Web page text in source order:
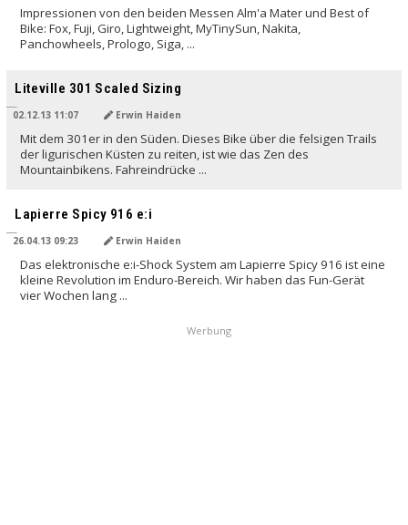
Impressionen von den beiden Messen Alm'a Mater und Best of
Bike: Fox, Fuji, Giro, Lightweight, MyTinySun, Nakita,
Panchowheels, Prologo, Siga, ...
Liteville 301 Scaled Sizing
02.12.13 11:07 Erwin Haiden
Mit dem 301er in den Süden. Dieses Bike über die felsigen Trails
der ligurischen Küsten zu reiten, ist wie das Zen des
Mountainbikens. Fahreindrücke ...
Lapierre Spicy 916 e:i
26.04.13 09:23 Erwin Haiden
Das elektronische e:i-Shock System am Lapierre Spicy 916 ist eine
kleine Revolution im Enduro-Bereich. Wir haben das Fun-Gerät
vier Wochen lang ...
Werbung